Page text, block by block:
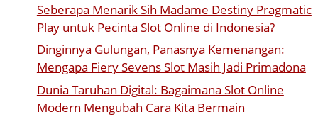
Seberapa Menarik Sih Madame Destiny Pragmatic
Play untuk Pecinta Slot Online di Indonesia?
Dinginnya Gulungan, Panasnya Kemenangan:
Mengapa Fiery Sevens Slot Masih Jadi Primadona
Dunia Taruhan Digital: Bagaimana Slot Online
Modern Mengubah Cara Kita Bermain